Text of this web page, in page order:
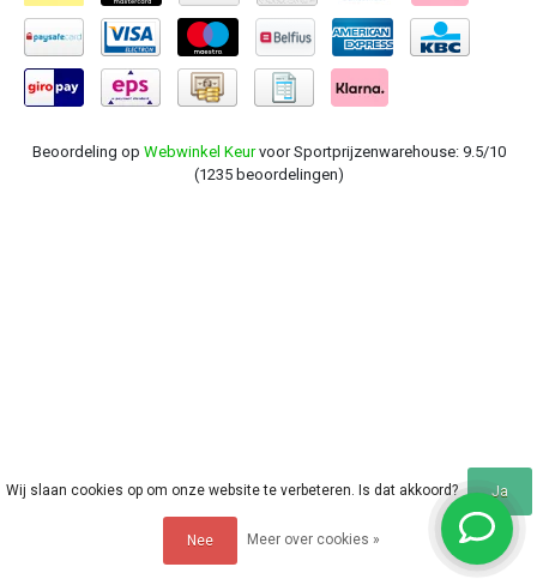
Beoordeling op Webwinkel Keurvoor Sportprijzenwarehouse: 9.5/10
(1235 beoordelingen)
Wij slaan cookies op om onze website te verbeteren. Is dat akkoord? Ja
Nee Meer over cookies »